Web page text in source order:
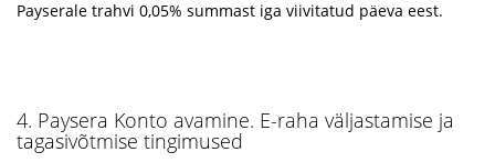
Payserale trahvi 0,05% summast iga viivitatud päeva eest.
4. Paysera Konto avamine. E-raha väljastamise ja
tagasivõtmise tingimused